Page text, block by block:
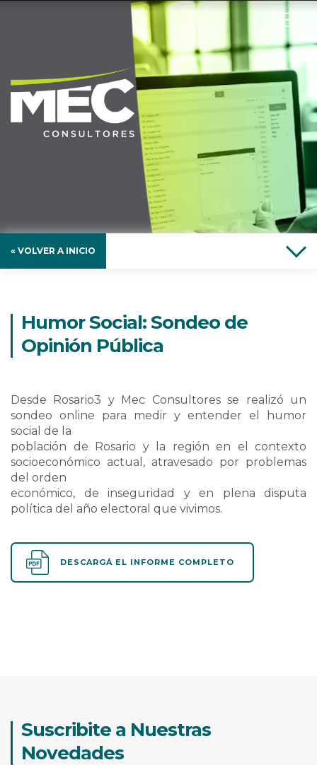
« VOLVER A INICIO
Humor Social: Sondeo de
Opinión Pública
Desde Rosario3 y Mec Consultores se realizó un
sondeo online para medir y entender el humor
social de la
población de Rosario y la región en el contexto
socioeconómico actual, atravesado por problemas
del orden
económico, de inseguridad y en plena disputa
política del año electoral que vivimos.
DESCARGÁ EL INFORME COMPLETO
Suscribite a Nuestras
Novedades